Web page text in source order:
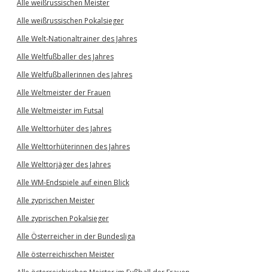
Alle weißrussischen Meister
Alle weißrussischen Pokalsieger
Alle Welt-Nationaltrainer des Jahres
Alle Weltfußballer des Jahres
Alle Weltfußballerinnen des Jahres
Alle Weltmeister der Frauen
Alle Weltmeister im Futsal
Alle Welttorhüter des Jahres
Alle Welttorhüterinnen des Jahres
Alle Welttorjäger des Jahres
Alle WM-Endspiele auf einen Blick
Alle zyprischen Meister
Alle zyprischen Pokalsieger
Alle Österreicher in der Bundesliga
Alle österreichischen Meister